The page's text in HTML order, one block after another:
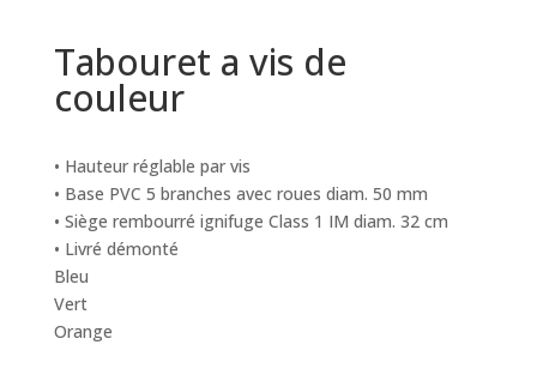
Tabouret a vis de
couleur
• Hauteur réglable par vis
• Base PVC 5 branches avec roues diam. 50 mm
• Siège rembourré ignifuge Class 1 IM diam. 32 cm
• Livré démonté
Bleu
Vert
Orange